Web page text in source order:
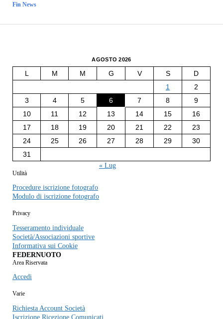
Fin News
AGOSTO 2026
L M M G V S
D
1
2
3
4 5 6 7 8
9
10
11 12 13 14 15
16
17
18 19 20 21 22
23
24
25 26 27 28 29
30
31
« Lug
Utilità
Procedure iscrizione fotografo
Modulo di iscrizione fotografo
Privacy
Tesseramento individuale
Società/Associazioni sportive
Informativa sui Cookie
FEDERNUOTO
Area Riservata
Accedi
Varie
Richiesta Account Società
Iscrizione Ricezione Comunicati